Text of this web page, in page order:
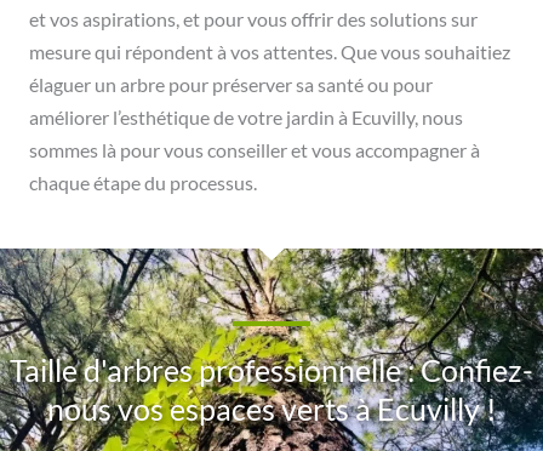
et vos aspirations, et pour vous offrir des solutions sur
mesure qui répondent à vos attentes. Que vous souhaitiez
élaguer un arbre pour préserver sa santé ou pour
améliorer l’esthétique de votre jardin à Ecuvilly, nous
sommes là pour vous conseiller et vous accompagner à
chaque étape du processus.
Taille d'arbres professionnelle : Confiez-
nous vos espaces verts à Ecuvilly !